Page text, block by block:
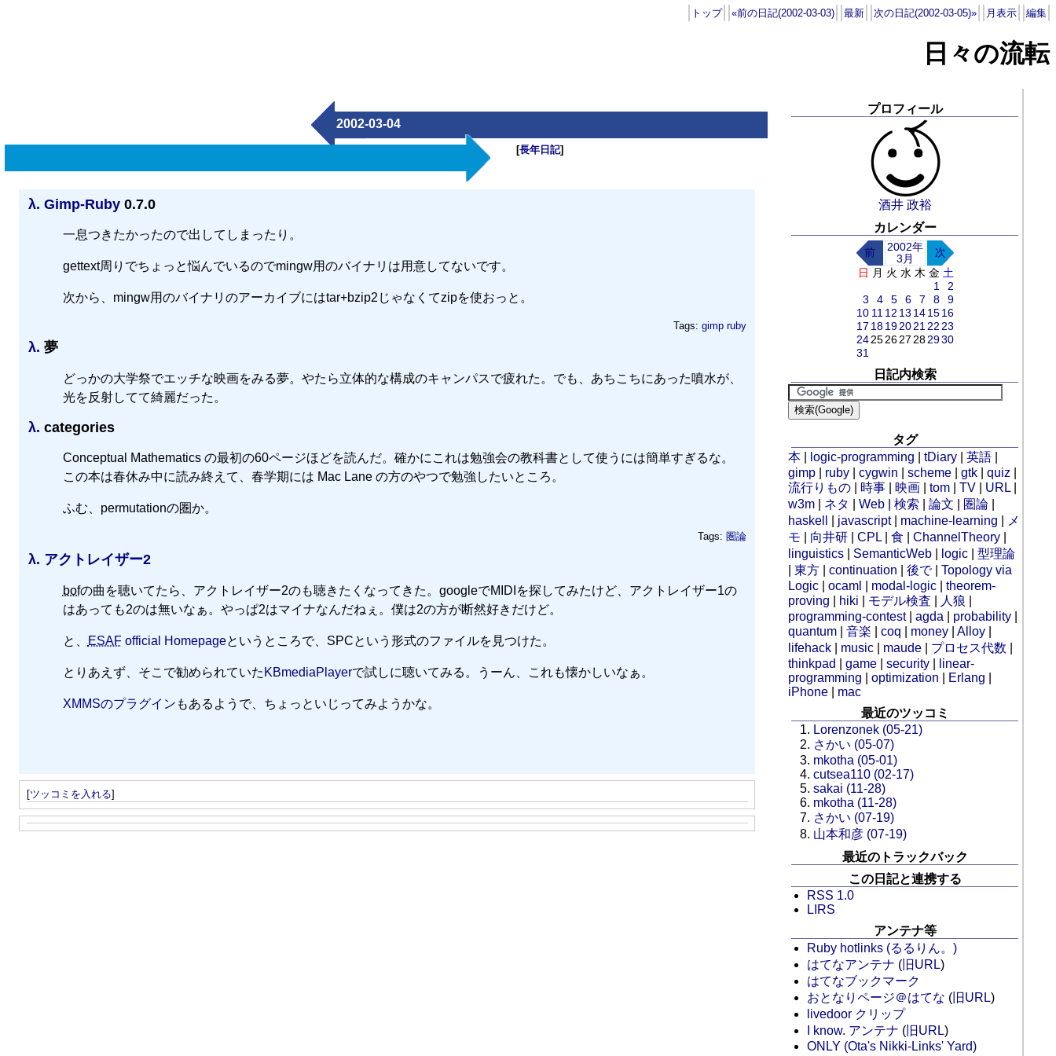
トップ «前の日記(2002-03-03) 最新 次の日記(2002-03-05)» 月表示 編集
日々の流転
2002-03-04
[長年日記]
λ. Gimp-Ruby 0.7.0
一息つきたかったので出してしまったり。
gettext周りでちょっと悩んでいるのでmingw用のバイナリは用意してないです。
次から、mingw用のバイナリのアーカイブにはtar+bzip2じゃなくてzipを使おっと。
Tags: gimp ruby
λ. 夢
どっかの大学祭でエッチな映画をみる夢。やたら立体的な構成のキャンパスで疲れた。でも、あちこちにあった噴水が、
光を反射してて綺麗だった。
λ. categories
Conceptual Mathematics の最初の60ページほどを読んだ。確かにこれは勉強会の教科書として使うには簡単すぎるな。
この本は春休み中に読み終えて、春学期には Mac Lane の方のやつで勉強したいところ。
ふむ、permutationの圏か。
Tags: 圏論
λ. アクトレイザー2
bofの曲を聴いてたら、アクトレイザー2のも聴きたくなってきた。googleでMIDIを探してみたけど、アクトレイザー1の
はあっても2のは無いなぁ。やっぱ2はマイナなんだねぇ。僕は2の方が断然好きだけど。
と、 ESAFofficial Homepageというところで、SPCという形式のファイルを見つけた。
とりあえず、そこで勧められていた KBmediaPlayerで試しに聴いてみる。うーん、これも懐かしいなぁ。
XMMSのプラグイン もあるようで、ちょっといじってみようかな。
[ツッコミを入れる]
プロフィール
酒井 政裕
カレンダー
前
2002年
3月
次
日 月 火 水 木 金 土
1
2
3
4 5 6 7 8
9
10 11 12 13 14 15 16
17 18 19 20 21 22 23
24 25 26 27 28 2930
31
日記内検索
タグ
本
logic-programming |tDiary |英語
gimp
ruby |cygwin |scheme |gtk |quiz
流行りもの
時事 映画 |tom |TV URL
w3m
ネタ |Web |検索 |論文 圏論
haskell
javascript| machine-learning
メ
モ
向井研 |CPL |食 |ChannelTheory
linguistics
SemanticWeb logic |型理論
|東方 |continuation |後で|Topology via
Logic |ocaml modal-logic |theorem-
proving
hiki モデル検査 人狼
programming-contest|agda probability
quantum |音楽 |coq money |Alloy
lifehack
music maude プロセス代数
thinkpad
|game |security
linear-
programming |optimization Erlang
iPhone
mac
最近のツッコミ
Lorenzonek (05-21)
さかい (05-07)
mkotha (05-01)
cutsea110 (02-17)
sakai (11-28)
mkotha (11-28)
さかい (07-19)
山本和彦 (07-19)
最近のトラックバック
この日記と連携する
RSS 1.0
LIRS
アンテナ等
Ruby hotlinks (るるりん。)
はてなアンテナ ( 旧URL)
はてなブックマーク
おとなりページ＠はてな ( 旧URL)
livedoor クリップ
I know. アンテナ ( 旧URL)
ONLY (Ota's Nikki-Links' Yard)